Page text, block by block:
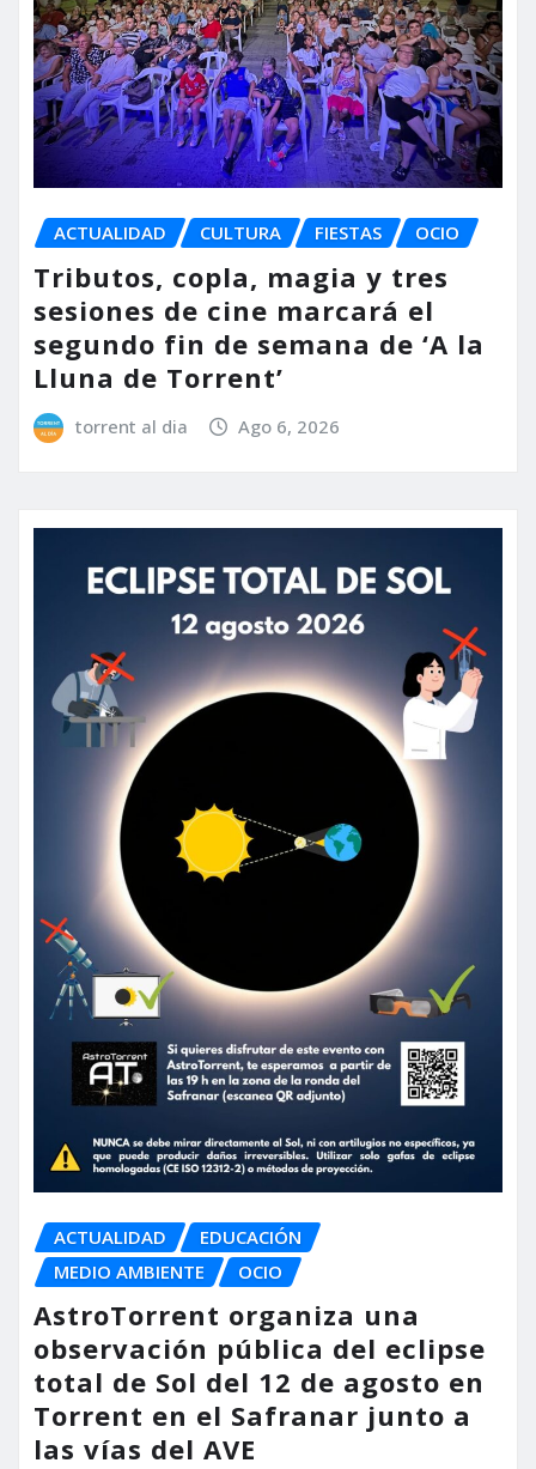
ACTUALIDAD CULTURA FIESTAS OCIO
Tributos, copla, magia y tres
sesiones de cine marcará el
segundo fin de semana de ‘A la
Lluna de Torrent’
torrent al dia Ago 6, 2026
ACTUALIDAD
EDUCACIÓN
MEDIO AMBIENTE
OCIO
AstroTorrent organiza una
observación pública del eclipse
total de Sol del 12 de agosto en
Torrent en el Safranar junto a
las vías del AVE